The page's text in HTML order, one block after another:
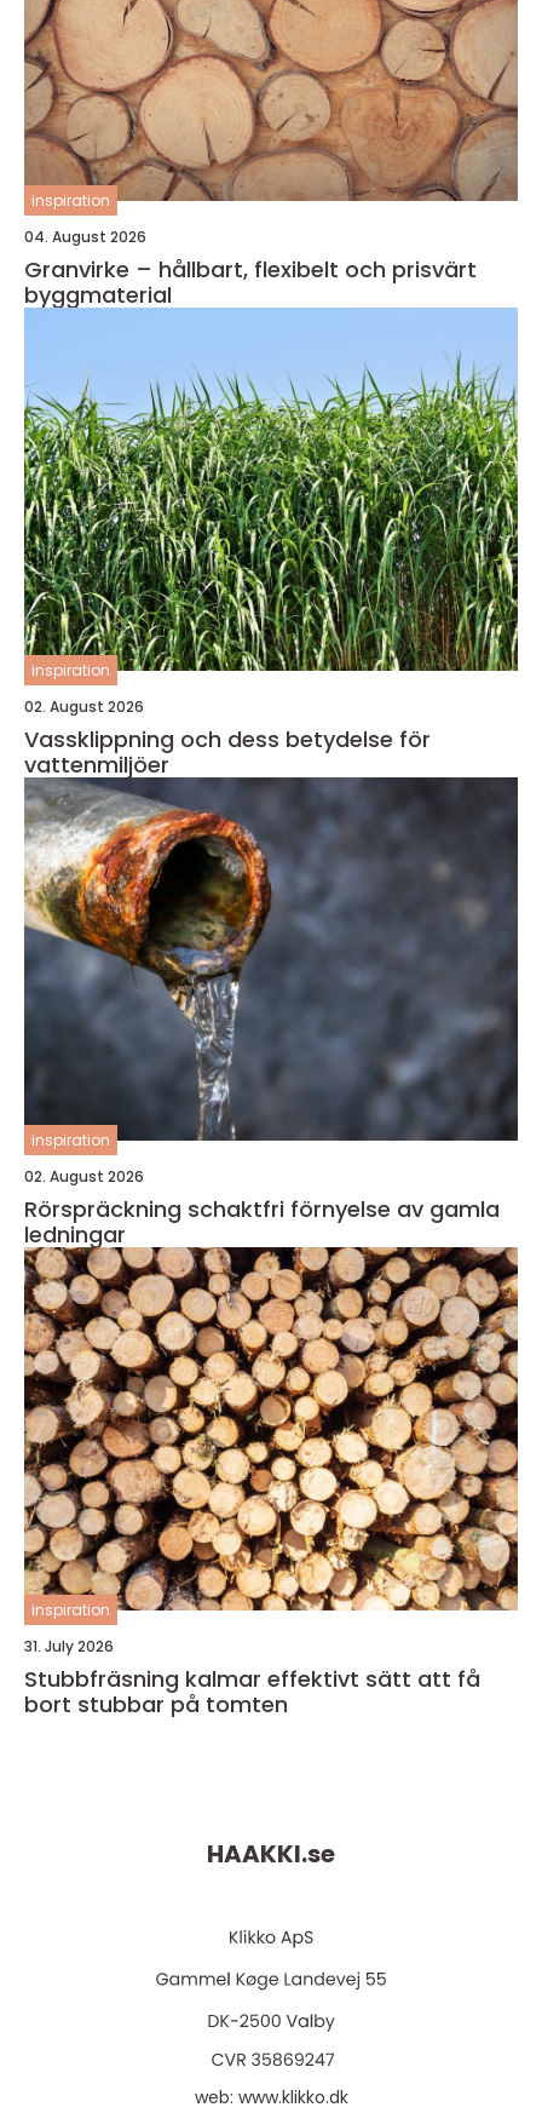
inspiration
04. August 2026
Granvirke – hållbart, flexibelt och prisvärt
byggmaterial
inspiration
02. August 2026
Vassklippning och dess betydelse för
vattenmiljöer
inspiration
02. August 2026
Rörspräckning schaktfri förnyelse av gamla
ledningar
inspiration
31. July 2026
Stubbfräsning kalmar effektivt sätt att få
bort stubbar på tomten
HAAKKI.se
web: www.klikko.dk